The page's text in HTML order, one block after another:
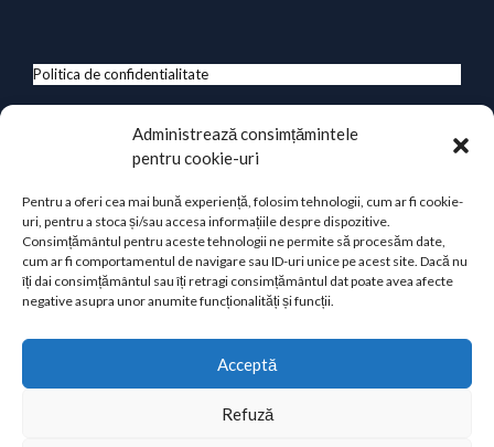
Administrează consimțămintele
pentru cookie-uri
Pentru a oferi cea mai bună experiență, folosim tehnologii, cum ar fi cookie-
uri, pentru a stoca și/sau accesa informațiile despre dispozitive.
Consimțământul pentru aceste tehnologii ne permite să procesăm date,
cum ar fi comportamentul de navigare sau ID-uri unice pe acest site. Dacă nu
îți dai consimțământul sau îți retragi consimțământul dat poate avea afecte
negative asupra unor anumite funcționalități și funcții.
Acceptă
Refuză
Politica de confidentialitate
Despre cookie-uri
ANPC
© 2026 EUROMEDIA Company S.R.L.